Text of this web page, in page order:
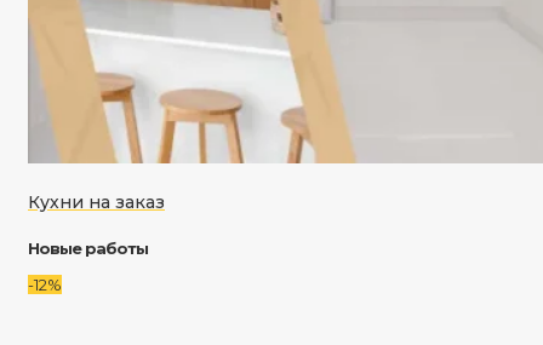
Кухни на заказ
Новые работы
-12%